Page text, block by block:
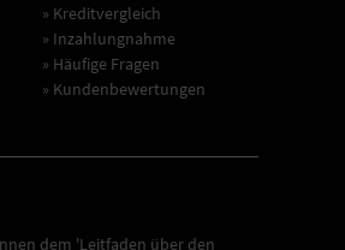
» Kreditvergleich
» Inzahlungnahme
» Häufige Fragen
» Kundenbewertungen
dem 'Leitfaden über den